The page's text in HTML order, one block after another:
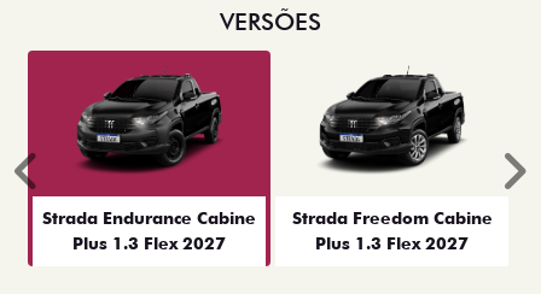
VERSÕES
Strada Endurance Cabine
Plus 1.3 Flex 2027
Strada Freedom Cabine
Plus 1.3 Flex 2027
Anterior